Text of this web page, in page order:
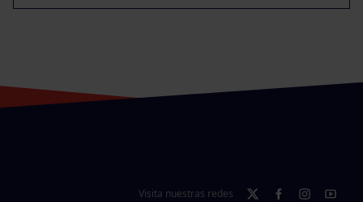
Visita nuestras redes